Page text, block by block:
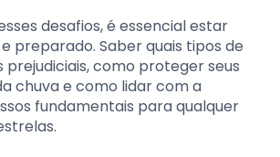
desafios, é essencial estar
preparado. Saber quais tipos de
prejudiciais, como proteger seus
chuva e como lidar com a
fundamentais para qualquer